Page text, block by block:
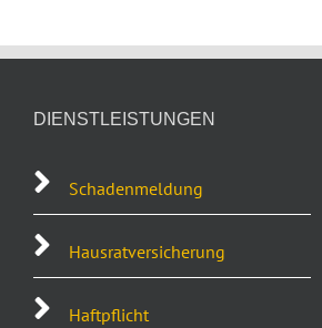
DIENSTLEISTUNGEN
Schadenmeldung
Hausratversicherung
Haftpflicht